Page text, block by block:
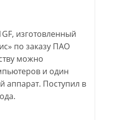
изготовленный
по заказу ПАО
можно
и один
аппарат. Поступил в